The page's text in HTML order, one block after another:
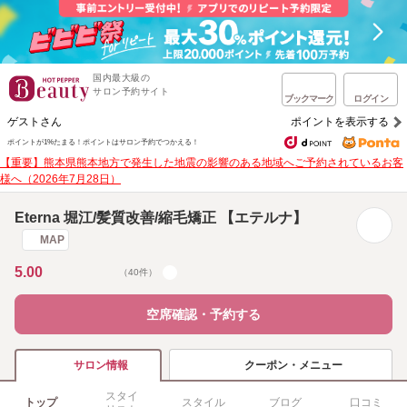
国内最大級の
サロン予約サイト
ブックマーク ログイン
ゲストさん ポイントを表示する
ポイントが1%たまる！ ポイントはサロン予約でつかえる！
【重要】熊本県熊本地方で発生した地震の影響のある地域へご予約されているお客
様へ（2026年7月28日）
Eterna 堀江/髪質改善/縮毛矯正 【エテルナ】
MAP
5.00 （40件）
空席確認・予約する
サロン情報 クーポン・メニュー
トップ
スタイ
スタイル ブログ 口コミ